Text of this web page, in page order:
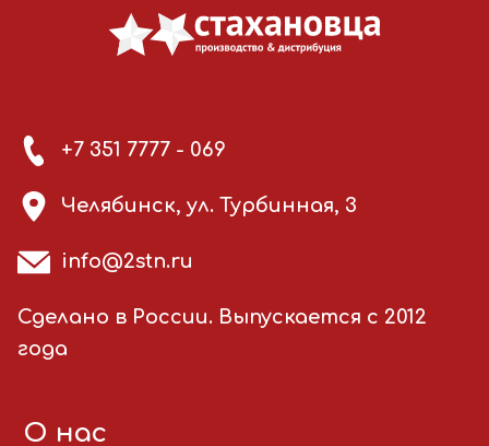
+7 351 7777 - 069
Челябинск, ул. Турбинная, 3
info@2stn.ru
Сделано в России. Выпускается с 2012
года
О нас